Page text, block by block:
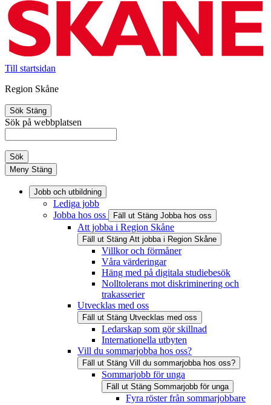
Till startsidan
Region Skåne
Sök Stäng
Sök på webbplatsen
Sök
Meny Stäng
Jobb och utbildning
Lediga jobb
Jobba hos oss
Fäll ut Stäng Jobba hos oss
Att jobba i Region Skåne
Fäll ut Stäng Att jobba i Region Skåne
Villkor och förmåner
Våra värderingar
Häng med på digitala studiebesök
Nolltolerans mot diskriminering och
trakasserier
Utvecklas med oss
Fäll ut Stäng Utvecklas med oss
Ledarskap som gör skillnad
Internationella utbyten
Vill du sommarjobba hos oss?
Fäll ut Stäng Vill du sommarjobba hos oss?
Sommarjobb för unga
Fäll ut Stäng Sommarjobb för unga
Fyra röster från sommarjobbare